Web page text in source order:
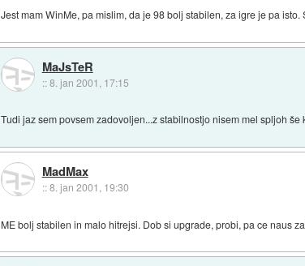
Jest mam WinMe, pa mislim, da je 98 bolj stabilen, za igre je pa isto.
MaJsTeR
::8. jan 2001, 17:15
Tudi jaz sem povsem zadovoljen...z stabilnostjo nisem mel spljoh
MadMax
::8. jan 2001, 19:30
ME bolj stabilen in malo hitrejsi. Dob si upgrade, probi, pa ce naus